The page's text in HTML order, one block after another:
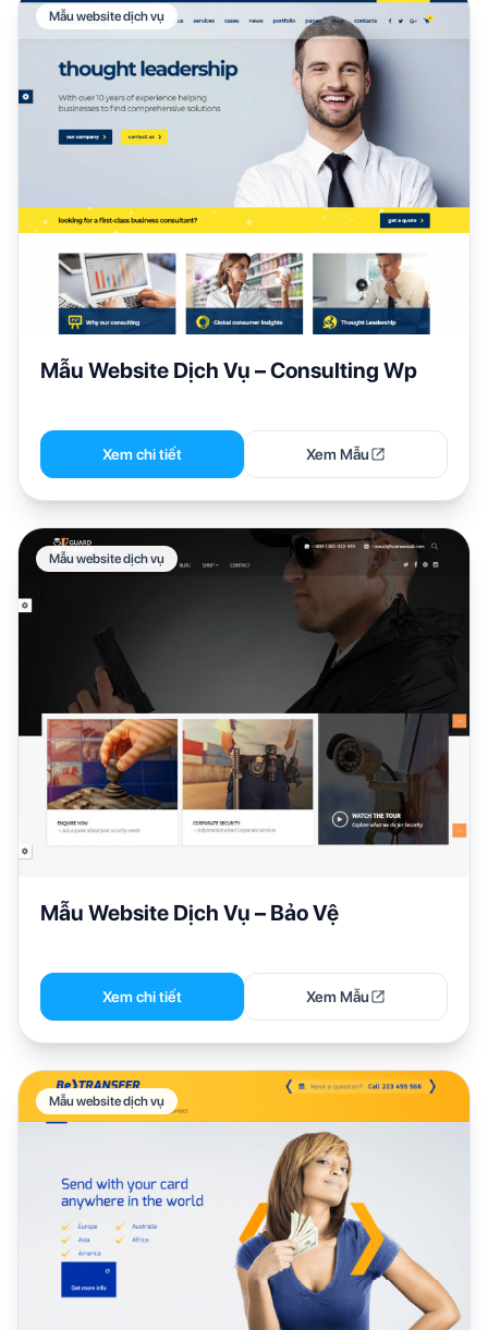
Mẫu website dịch vụ
Mẫu Website Dịch Vụ – Consulting Wp
Xem chi tiết Xem Mẫu
Mẫu website dịch vụ
Mẫu Website Dịch Vụ – Bảo Vệ
Xem chi tiết Xem Mẫu
Mẫu website dịch vụ